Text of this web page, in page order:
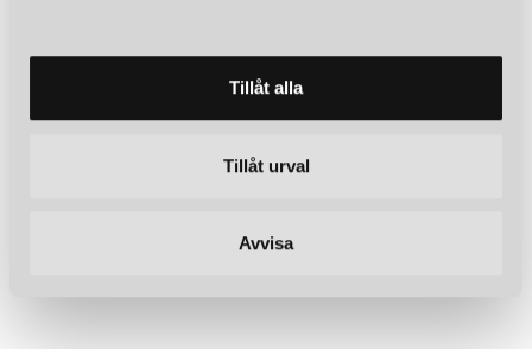
Tillåt alla
Tillåt urval
Avvisa